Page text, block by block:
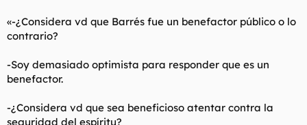
«-¿Considera vd que Barrés fue un benefactor público o lo
contrario?
-Soy demasiado optimista para responder que es un
benefactor.
-¿Considera vd que sea beneficioso atentar contra la
seguridad del espíritu?